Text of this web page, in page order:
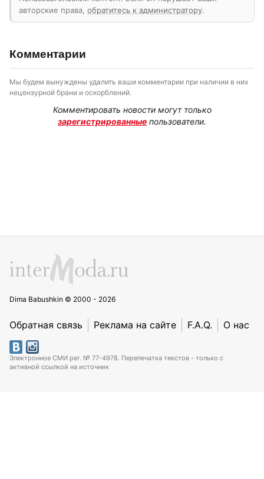
авторские права, обратитесь к администратору.
Комментарии
Мы будем вынуждены удалить ваши комментарии при наличии в них
нецензурной брани и оскорблений.
Комментировать новости могут только
зарегистрированные пользователи.
Dima Babushkin © 2000 - 2026
Обратная связь Реклама на сайте F.A.Q. О нас
Электронное СМИ рег. № 77-4978. Перепечатка текстов - только с
активной ссылкой на источник